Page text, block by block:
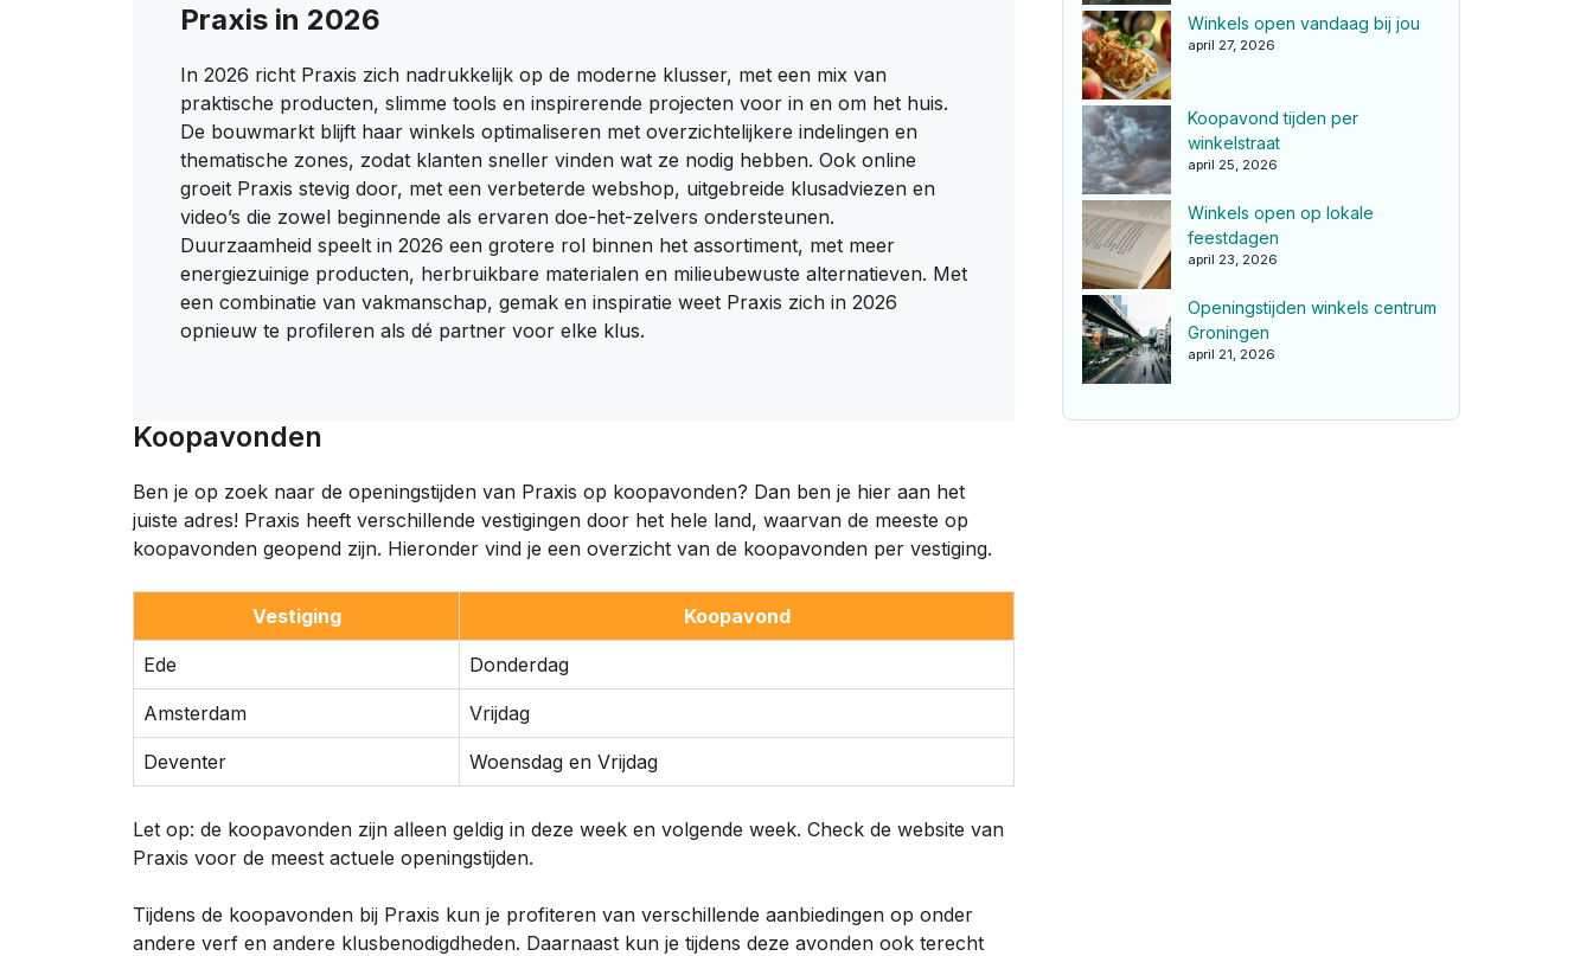
Praxis in 2026
In 2026 richt Praxis zich nadrukkelijk op de moderne klusser, met een mix van
praktische producten, slimme tools en inspirerende projecten voor in en om het huis.
De bouwmarkt blijft haar winkels optimaliseren met overzichtelijkere indelingen en
thematische zones, zodat klanten sneller vinden wat ze nodig hebben. Ook online
groeit Praxis stevig door, met een verbeterde webshop, uitgebreide klusadviezen en
video’s die zowel beginnende als ervaren doe-het-zelvers ondersteunen.
Duurzaamheid speelt in 2026 een grotere rol binnen het assortiment, met meer
energiezuinige producten, herbruikbare materialen en milieubewuste alternatieven. Met
een combinatie van vakmanschap, gemak en inspiratie weet Praxis zich in 2026
opnieuw te profileren als dé partner voor elke klus.
Koopavonden
Ben je op zoek naar de openingstijden van Praxis op koopavonden? Dan ben je hier aan het
juiste adres! Praxis heeft verschillende vestigingen door het hele land, waarvan de meeste op
koopavonden geopend zijn. Hieronder vind je een overzicht van de koopavonden per vestiging.
Vestiging Koopavond
Ede Donderdag
Amsterdam Vrijdag
Deventer Woensdag en Vrijdag
Let op: de koopavonden zijn alleen geldig in deze week en volgende week. Check de website van
Praxis voor de meest actuele openingstijden.
Tijdens de koopavonden bij Praxis kun je profiteren van verschillende aanbiedingen op onder
andere verf en andere klusbenodigdheden. Daarnaast kun je tijdens deze avonden ook terecht
Winkels open vandaag bij jou
april 27, 2026
Koopavond tijden per
winkelstraat
april 25, 2026
Winkels open op lokale
feestdagen
april 23, 2026
Openingstijden winkels centrum
Groningen
april 21, 2026